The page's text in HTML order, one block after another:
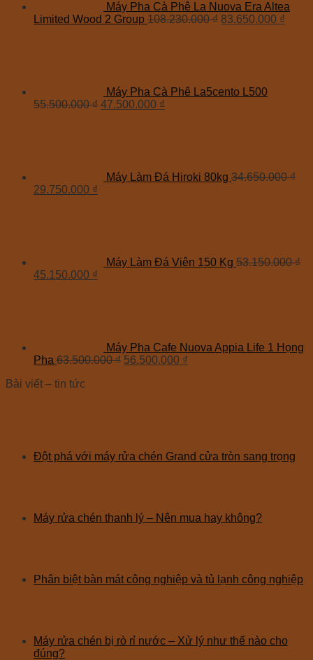
Máy Pha Cà Phê La Nuova Era Altea
Limited Wood 2 Group 108.230.000₫ 83.650.000 ₫
Máy Pha Cà Phê La5cento L500
55.500.000₫ 47.500.000 ₫
Máy Làm Đá Hiroki 80kg 34.650.000₫
29.750.000 ₫
Máy Làm Đá Viên 150 Kg 53.150.000₫
45.150.000 ₫
Máy Pha Cafe Nuova Appia Life 1 Họng
Pha 63.500.000₫ 56.500.000 ₫
Bài viết – tin tức
Đột phá với máy rửa chén Grand cửa tròn sang trọng
Máy rửa chén thanh lý – Nên mua hay không?
Phân biệt bàn mát công nghiệp và tủ lạnh công nghiệp
Máy rửa chén bị rò rỉ nước – Xử lý như thế nào cho
đúng?